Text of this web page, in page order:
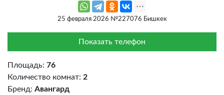
25 февраля 2026 №227076 Бишкек
Показать телефон
Площадь: 76
Количество комнат: 2
Бренд: Авангард